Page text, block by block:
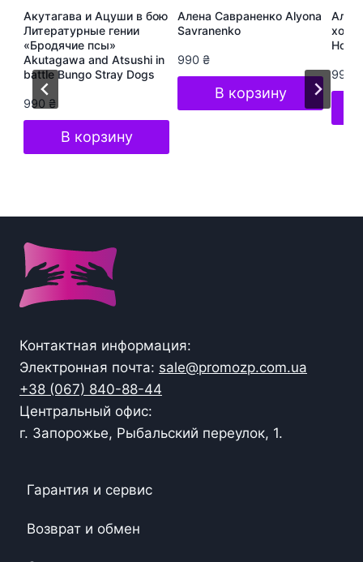
Акутагава и Ацуши в бою
Литературные гении
«Бродячие псы»
Akutagawa and Atsushi in
battle Bungo Stray Dogs
990 ₴
В корзину
Алена Савраненко Alyona
Savranenko
990 ₴
В корзину
хоп
Hop
990
Контактная информация:
Электронная почта: sale@promozp.com.ua
+38 (067) 840-88-44
Центральный офис:
г. Запорожье, Рыбальский переулок, 1.
Гарантия и сервис
Возврат и обмен